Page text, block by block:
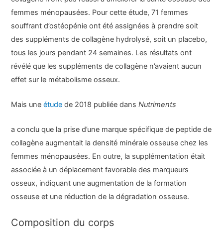
femmes ménopausées. Pour cette étude, 71 femmes
souffrant d’ostéopénie ont été assignées à prendre soit
des suppléments de collagène hydrolysé, soit un placebo,
tous les jours pendant 24 semaines. Les résultats ont
révélé que les suppléments de collagène n’avaient aucun
effet sur le métabolisme osseux.
Mais uneétude de 2018 publiée dansNutriments
a conclu que la prise d’une marque spécifique de peptide de
collagène augmentait la densité minérale osseuse chez les
femmes ménopausées. En outre, la supplémentation était
associée à un déplacement favorable des marqueurs
osseux, indiquant une augmentation de la formation
osseuse et une réduction de la dégradation osseuse.
Composition du corps